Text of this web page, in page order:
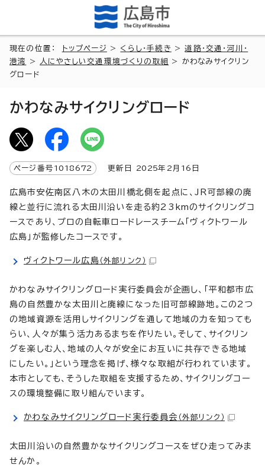
現在の位置： トップページ > くらし・手続き >道路・交通・河川・
港湾
> 人にやさしい交通環境づくりの取組
> かわなみサイクリン
グロード
かわなみサイクリングロード
ページ番号 1018672 更新日 2025年2月 16 日
広島市安佐南区八木の太田川橋北側を起点に、JR可部線の廃
線と並行に流れる太田川沿いを走る約23kmのサイクリングコ
ースであり、プロの自転車ロードレースチーム「ヴィクトワール
広島」が監修したコースです。
ヴィクトワール広島 （外部リンク）
かわなみサイクリングロード実行委員会が企画し、「平和都市広
島の自然豊かな太田川と廃線になった旧可部線跡地。この2つ
の地域資源を活用しサイクリングを通して地域の力を知っても
らい、人々が集う活力あるまちを作りたい。そして、サイクリン
グを楽しむ人、地域の人々が安全にお互いに共存できる地域
にしたい。」という理念を掲げ、様々な取組が行われています。
本市としても、そうした取組を支援するため、サイクリングコー
スの環境整備に取り組んでいます。
かわなみサイクリングロード実行委員会 （外部リンク）
太田川沿いの自然豊かなサイクリングコースをぜひ走ってみま
せんか。